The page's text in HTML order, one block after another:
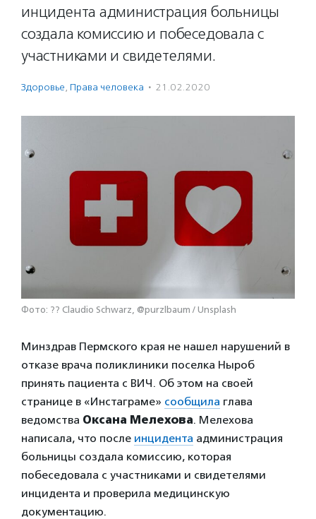
инцидента администрация больницы
создала комиссию и побеседовала с
участниками и свидетелями.
Здоровье, Права человека · 21.02.2020
Фото: ?? Claudio Schwarz, @purzlbaum / Unsplash
Минздрав Пермского края не нашел нарушений в
отказе врача поликлиники поселка Ныроб
принять пациента с ВИЧ. Об этом на своей
странице в «Инстаграме» сообщила глава
ведомства Оксана Мелехова. Мелехова
написала, что после инцидента администрация
больницы создала комиссию, которая
побеседовала с участниками и свидетелями
инцидента и проверила медицинскую
документацию.